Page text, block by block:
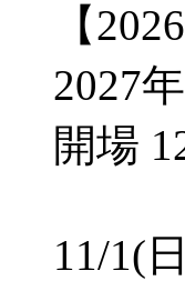
【
2027
開場
11/1(